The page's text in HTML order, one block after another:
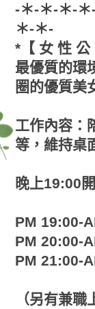
-＊-＊-＊-
＊-＊-
*【 女 性 公
最優質的環
圈的優質美
工作內容：
等，維持桌
晚上19:00
PM 19:00-
PM 20:00-
PM 21:00-
（另有兼職